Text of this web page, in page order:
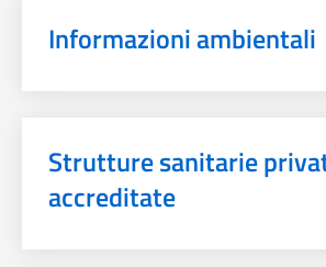
Informazioni ambientali
Strutture sanitarie
accreditate